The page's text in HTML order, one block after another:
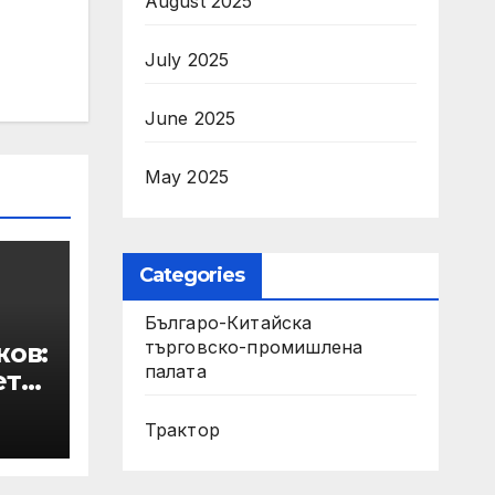
July 2025
June 2025
May 2025
Categories
Българо-Китайска
търговско-промишлена
палата
Трактор